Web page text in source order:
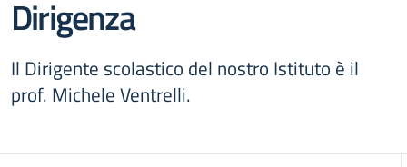
Dirigenza
Il Dirigente scolastico del nostro Istituto è il
prof. Michele Ventrelli.